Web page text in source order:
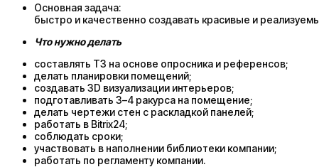
Основная задача:
быстро и качественно создавать красивые и
Что нужно делать
составлять ТЗ на основе опросника и референсов;
делать планировки помещений;
создавать 3D визуализации интерьеров;
подготавливать 3–4 ракурса на помещение;
делать чертежи стен с раскладкой панелей;
работать в Bitrix24;
соблюдать сроки;
участвовать в наполнении библиотеки компании;
работать по регламенту компании.